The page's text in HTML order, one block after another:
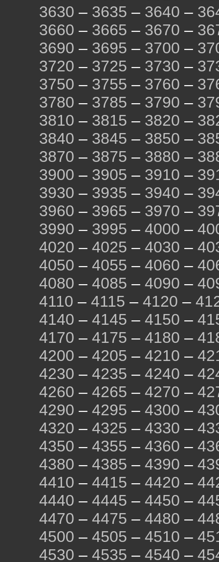
3630 – 3635 – 3640 –
3660 – 3665 – 3670 –
3690 – 3695 – 3700 –
3720 – 3725 – 3730 –
3750 – 3755 – 3760 –
3780 – 3785 – 3790 –
3810 – 3815 – 3820 –
3840 – 3845 – 3850 –
3870 – 3875 – 3880 –
3900 – 3905 – 3910 –
3930 – 3935 – 3940 –
3960 – 3965 – 3970 –
3990 – 3995 – 4000 –
4020 – 4025 – 4030 –
4050 – 4055 – 4060 –
4080 – 4085 – 4090 –
4110 – 4115 – 4120 –
4140 – 4145 – 4150 –
4170 – 4175 – 4180 –
4200 – 4205 – 4210 –
4230 – 4235 – 4240 –
4260 – 4265 – 4270 –
4290 – 4295 – 4300 –
4320 – 4325 – 4330 –
4350 – 4355 – 4360 –
4380 – 4385 – 4390 –
4410 – 4415 – 4420 –
4440 – 4445 – 4450 –
4470 – 4475 – 4480 –
4500 – 4505 – 4510 –
4530 – 4535 – 4540 –